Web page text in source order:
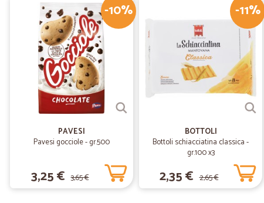
-10%
PAVESI
Pavesi gocciole - gr.500
3,25 € 3,65 €
-11%
BOTTOLI
Bottoli schiacciatina classica -
gr.100 x3
2,35 € 2,65 €